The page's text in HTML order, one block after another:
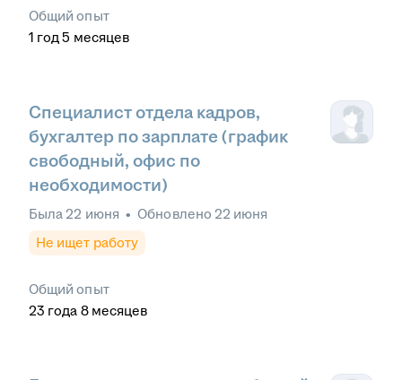
Общий опыт
1 год 5 месяцев
Специалист отдела кадров,
бухгалтер по зарплате (график
свободный, офис по
необходимости)
Была 22 июня • Обновлено 22 июня
Не ищет работу
Общий опыт
23 года 8 месяцев